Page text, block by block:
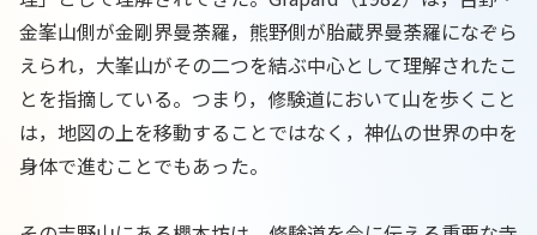
金峯山側が金剛界曼荼羅，熊野側が胎蔵界曼荼羅になぞら
えられ，大峯山がその二つを結ぶ中心として理解されたこ
とを指摘している。つまり，修験道において山を歩くこと
は，地図の上を移動することではなく，神仏の世界の中を
身体で進むことでもあった。